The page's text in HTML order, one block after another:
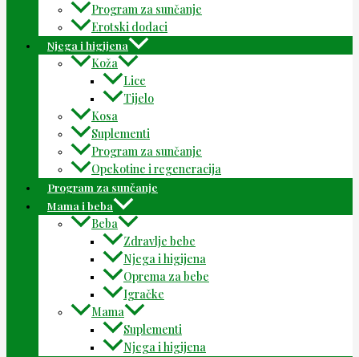
Program za sunčanje
Erotski dodaci
Njega i higijena
Koža
Lice
Tijelo
Kosa
Suplementi
Program za sunčanje
Opekotine i regeneracija
Program za sunčanje
Mama i beba
Beba
Zdravlje bebe
Njega i higijena
Oprema za bebe
Igračke
Mama
Suplementi
Njega i higijena